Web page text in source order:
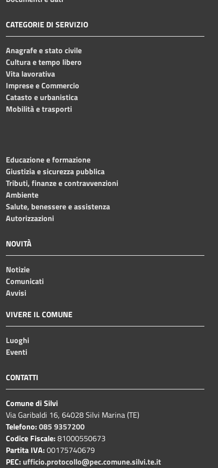
CATEGORIE DI SERVIZIO
Anagrafe e stato civile
Cultura e tempo libero
Vita lavorativa
Imprese e Commercio
Catasto e urbanistica
Mobilità e trasporti
Educazione e formazione
Giustizia e sicurezza pubblica
Tributi, finanze e contravvenzioni
Ambiente
Salute, benessere e assistenza
Autorizzazioni
NOVITÀ
Notizie
Comunicati
Avvisi
VIVERE IL COMUNE
Luoghi
Eventi
CONTATTI
Comune di Silvi
Via Garibaldi 16, 64028 Silvi Marina (TE)
Telefono:085 9357200
Codice Fiscale:81000550673
Partita IVA:00175740679
PEC: ufficio.protocollo@pec.comune.silvi.te.it